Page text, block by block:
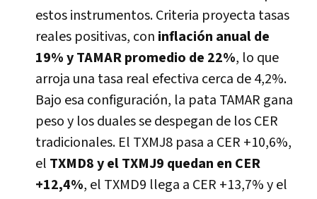
estos instrumentos. Criteria proyecta tasas
reales positivas, con inflación anual de
19% y TAMAR promedio de 22%, lo que
arroja una tasa real efectiva cerca de 4,2%.
Bajo esa configuración, la pata TAMAR gana
peso y los duales se despegan de los CER
tradicionales. El TXMJ8 pasa a CER +10,6%,
el TXMD8 y el TXMJ9 quedan en CER
+12,4%, el TXMD9 llega a CER +13,7% y el